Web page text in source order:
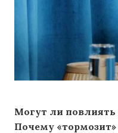
Могут ли
Почему